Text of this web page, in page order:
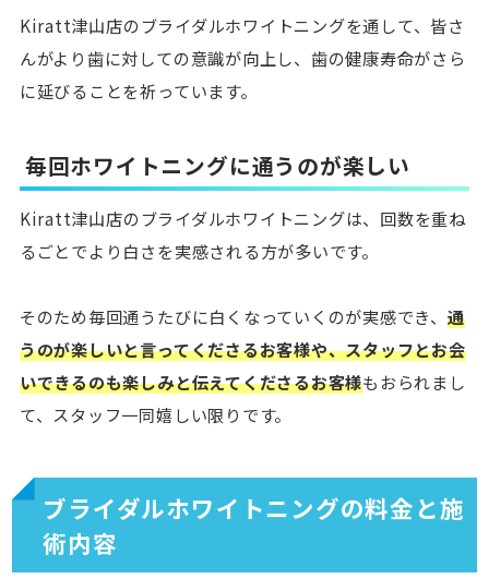
Kiratt津山店のブライダルホワイトニングを通して、皆さ
んがより歯に対しての意識が向上し、歯の健康寿命がさら
に延びることを祈っています。
毎回ホワイトニングに通うのが楽しい
Kiratt津山店のブライダルホワイトニングは、回数を重ね
るごとでより白さを実感される方が多いです。
そのため毎回通うたびに白くなっていくのが実感でき、 通
うのが楽しいと言ってくださるお客様や、スタッフとお会
いできるのも楽しみと伝えてくださるお客様もおられまし
て、スタッフ一同嬉しい限りです。
ブライダルホワイトニングの料金と施
術内容